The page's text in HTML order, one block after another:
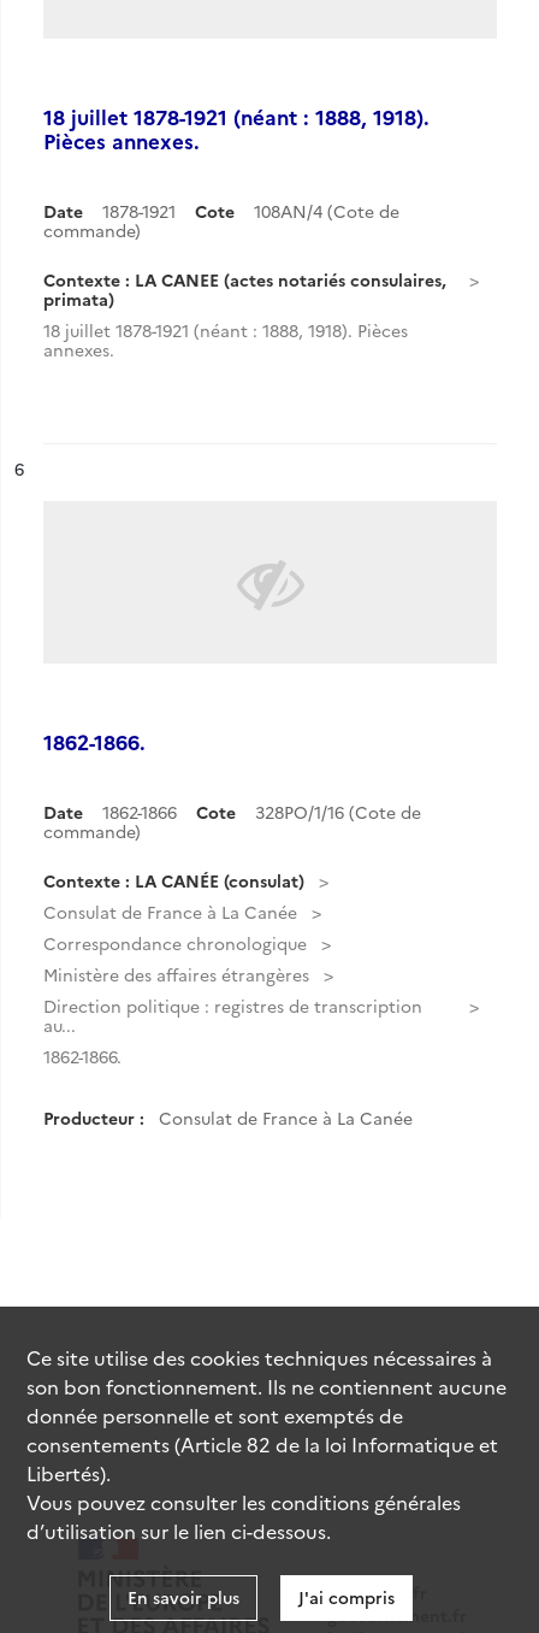
18 juillet 1878-1921 (néant : 1888, 1918).
Pièces annexes.
Date 1878-1921 Cote
108AN/4 (Cote de
commande)
Contexte : LA CANEE (actes notariés consulaires,
primata)
18 juillet 1878-1921 (néant : 1888, 1918). Pièces
annexes.
n°
6
1862-1866.
Date 1862-1866 Cote
328PO/1/16 (Cote de
commande)
Contexte : LA CANÉE (consulat)
Consulat de France à La Canée
Correspondance chronologique
Ministère des affaires étrangères
Direction politique : registres de transcription
au...
1862-1866.
Producteur : Consulat de France à La Canée
data.gouv.fr
gouvernement.fr
Ce site utilise descookiestechniques nécessaires à
son bon fonctionnement. Ils ne contiennent aucune
donnée personnelle et sont exemptés de
consentements (Article 82 de la loi Informatique et
Libertés).
Vous pouvez consulter les conditions générales
d’utilisation sur le lien ci-dessous.
En savoir plus J'ai compris